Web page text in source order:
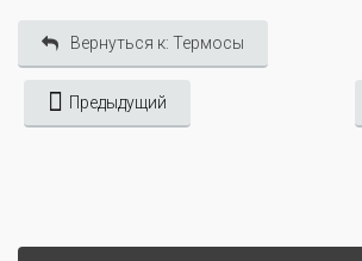
Вернуться к: Термосы
Предыдущий